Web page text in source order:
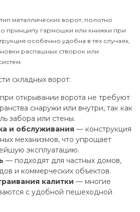
металлических ворот, полотно
принципу гармошки или книжки при
особенно удобна в тех случаях,
распашных створок или
складных ворот:
открывании ворота не требуют
снаружи или внутри, так как
забора или стены.
и обслуживания — конструкция
механизмов, что упрощает
эксплуатацию.
— подходят для частных домов,
и коммерческих объектов.
калитки — многие
с удобной пешеходной